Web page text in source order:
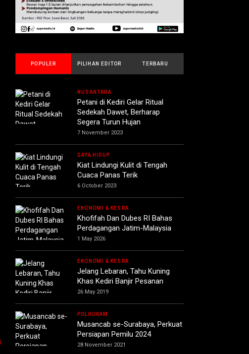
POPULER PILIHAN EDITOR TERBARU
NUSANTARA
Petani di Kediri Gelar Ritual
Sedekah Dawet, Berharap
Segera Turun Hujan
7 November 2023
GAYA HIDUP
Kiat Lindungi Kulit di Tengah
Cuaca Panas Terik
6 October 2023
EKONOMI & KESRA
Khofifah Dan Dubes RI Bahas
Perdagangan Jatim-Malaysia
1 May 2026
EKONOMI & KESRA
Jelang Lebaran, Tahu Kuning
Khas Kediri Banjir Pesanan
26 May 2019
POLHUKAM
Musancab se-Surabaya, Perkuat
Persiapan Pemilu 2024
28 November 2021